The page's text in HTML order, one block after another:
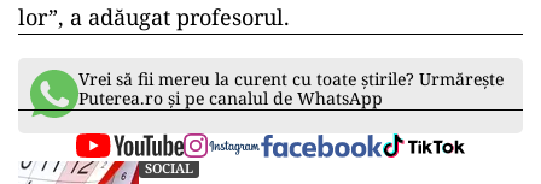
lor”, a adăugat profesorul.
Vrei să fii mereu la curent cu toate știrile? Urmărește
Puterea.ro și pe canalul de WhatsApp
SOCIAL